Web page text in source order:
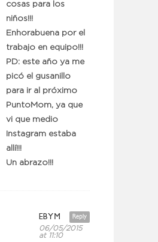
cosas para los
niños!!!
Enhorabuena por el
trabajo en equipo!!!
PD: este año ya me
picó el gusanillo
para ir al próximo
PuntoMom, ya que
vi que medio
Instagram estaba
allí!!!
Un abrazo!!!
Reply
EBYM
06/05/2015
at 11:10